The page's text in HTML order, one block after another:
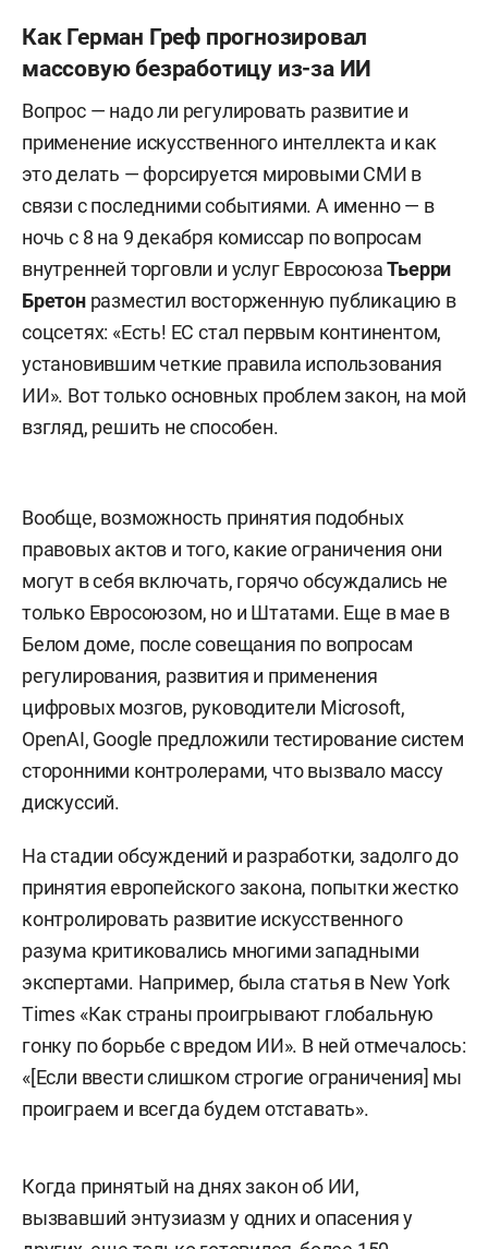
Как Герман Греф прогнозировал
массовую безработицу из-за ИИ
Вопрос — надо ли регулировать развитие и
применение искусственного интеллекта и как
это делать — форсируется мировыми СМИ в
связи с последними событиями. А именно — в
ночь с 8 на 9 декабря комиссар по вопросам
внутренней торговли и услуг ЕвросоюзаТьерри
Бретонразместил восторженную публикацию в
соцсетях: «Есть! ЕС стал первым континентом,
установившим четкие правила использования
ИИ». Вот только основных проблем закон, на мой
взгляд, решить не способен.
Вообще, возможность принятия подобных
правовых актов и того, какие ограничения они
могут в себя включать, горячо обсуждались не
только Евросоюзом, но и Штатами. Еще в мае в
Белом доме, после совещания по вопросам
регулирования, развития и применения
цифровых мозгов, руководители Microsoft,
OpenAI, Google предложили тестирование систем
сторонними контролерами, что вызвало массу
дискуссий.
На стадии обсуждений и разработки, задолго до
принятия европейского закона, попытки жестко
контролировать развитие искусственного
разума критиковались многими западными
экспертами. Например, была статья в New York
Times «Как страны проигрывают глобальную
гонку по борьбе с вредом ИИ». В ней отмечалось:
«[Если ввести слишком строгие ограничения] мы
проиграем и всегда будем отставать».
Когда принятый на днях закон об ИИ,
вызвавший энтузиазм у одних и опасения у